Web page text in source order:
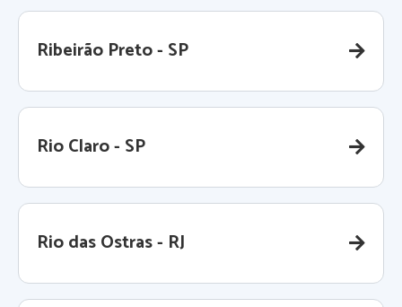
Ribeirão Preto - SP
Rio Claro - SP
Rio das Ostras - RJ